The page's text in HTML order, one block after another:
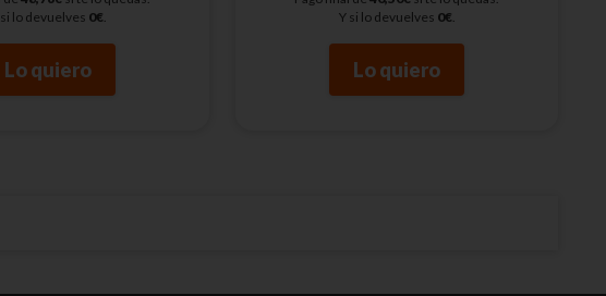
lo devuelves 0€.
Lo quiero
Y si lo devuelves 0€.
Lo quiero